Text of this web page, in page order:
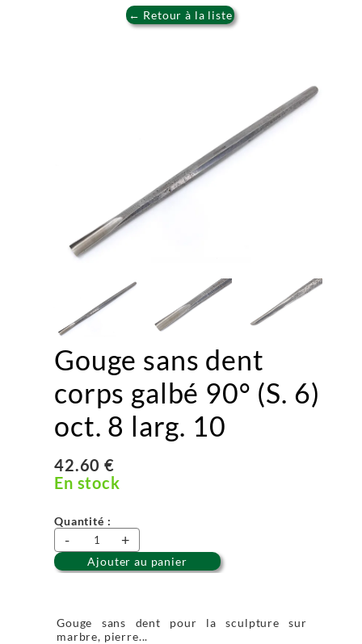
← Retour à la liste
Gouge sans dent
corps galbé 90° (S. 6)
oct. 8 larg. 10
42.60 €
En stock
Quantité :
- +
Ajouter au panier
Gouge sans dent pour la sculpture sur
marbre, pierre...